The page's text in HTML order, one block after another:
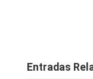
Entradas